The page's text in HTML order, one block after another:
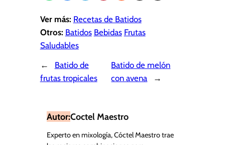
Ver más: Recetas de Batidos
Otros: Batidos Bebidas Frutas
Saludables
←
Batido de
frutas tropicales
Batido de melón
con avena
→
Autor:Coctel Maestro
Experto en mixología, Cóctel Maestro trae